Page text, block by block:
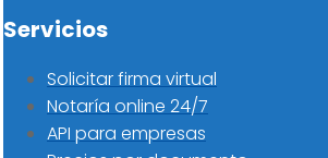
Servicios
Solicitar firma virtual
Notaría online 24/7
API para empresas